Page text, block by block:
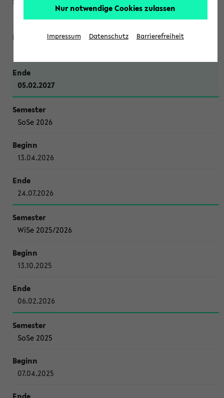
WiSe 2026/2027
05.02.2027
SoSe 2026
13.04.2026
24.07.2026
WiSe 2025/2026
13.10.2025
06.02.2026
SoSe 2025
07.04.2025
Nur notwendige Cookies zulassen
Impressum Datenschutz Barrierefreiheit